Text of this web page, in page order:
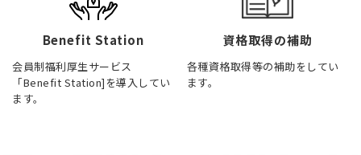
Benefit Station
会員制福利厚生サービス
「Benefit Station]を導入してい
ます。
資格取得の補助
各種資格取得等の補助をしてい
ます。